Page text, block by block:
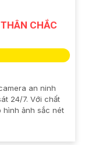
CHẮC
an ninh
24/7. Với chất
hình ảnh sắc nét